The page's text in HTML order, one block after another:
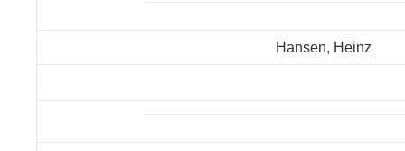
Hansen, Heinz